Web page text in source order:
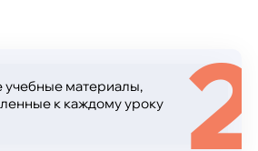
учебные материалы,
к каждому уроку
2